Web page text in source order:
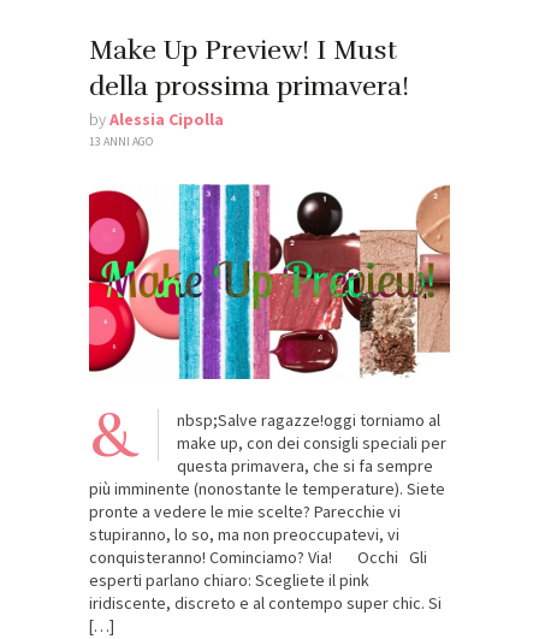
Make Up Preview! I Must
della prossima primavera!
byAlessia Cipolla
13 ANNI AGO
&
nbsp;Salve ragazze!oggi torniamo al
make up, con dei consigli speciali per
questa primavera, che si fa sempre
più imminente (nonostante le temperature). Siete
pronte a vedere le mie scelte? Parecchie vi
stupiranno, lo so, ma non preoccupatevi, vi
conquisteranno! Cominciamo? Via! Occhi Gli
esperti parlano chiaro: Scegliete il pink
iridiscente, discreto e al contempo super chic. Si
[…]